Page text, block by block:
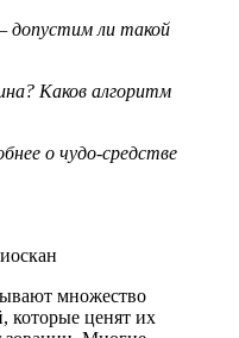
допустим ли такой
Каков алгоритм
о чудо-средстве
множество
которые ценят их